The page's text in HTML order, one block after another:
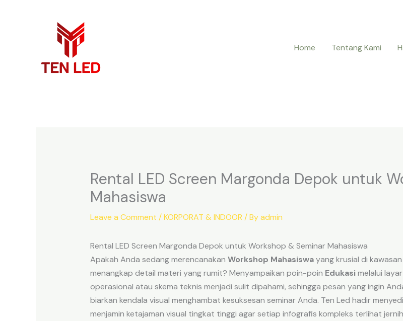
Home
Tentang Kami
Rental LED Screen Margonda Depok untuk
Mahasiswa
Leave a Comment /KORPORAT & INDOOR / Byadmin
Rental LED Screen Margonda Depok untuk Workshop & Seminar Mahasiswa
Apakah Anda sedang merencanakan Workshop Mahasiswayang krusial di
menangkap detail materi yang rumit? Menyampaikan poin-poin Edukasi melalui
operasional atau skema teknis menjadi sulit dipahami, sehingga pesan yang ingin
biarkan kendala visual menghambat kesuksesan seminar Anda. Ten Led hadir
menjamin ketajaman visual tingkat tinggi agar setiap infografis kompleks terlihat